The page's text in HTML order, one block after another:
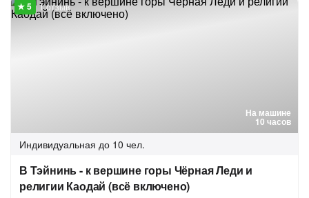
На машине
10 часов
1 отзыв
Индивидуальная до 10 чел.
В Тэйнинь - к вершине горы Чёрная Леди и
религии Каодай (всё включено)